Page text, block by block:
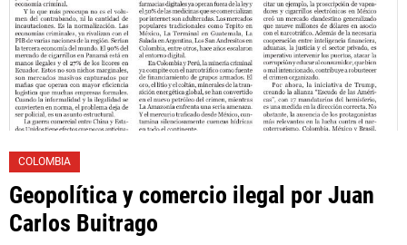
COLOMBIA
Geopolítica y comercio ilegal por Juan
Carlos Buitrago